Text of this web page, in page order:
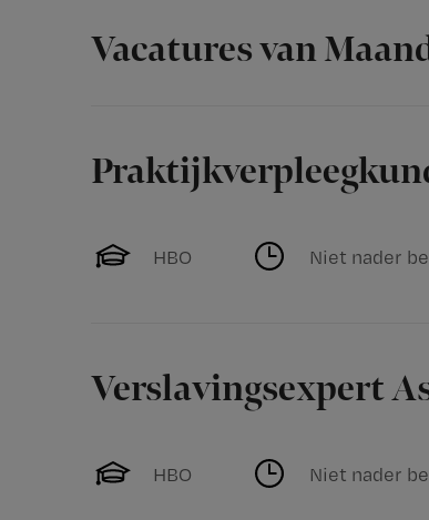
Vacatures van
HBO Niet nader
Verslavingsexpert
HBO Niet nader